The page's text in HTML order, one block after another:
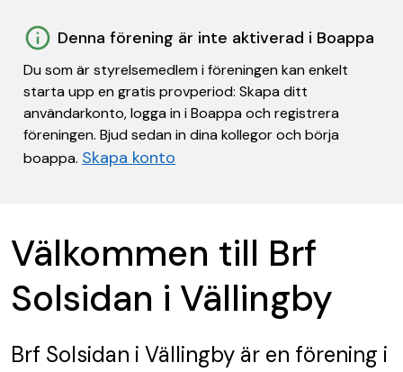
Denna förening är inte aktiverad i Boappa
Du som är styrelsemedlem i föreningen kan enkelt
starta upp en gratis provperiod: Skapa ditt
användarkonto, logga in i Boappa och registrera
föreningen. Bjud sedan in dina kollegor och börja
boappa. Skapa konto
Välkommen till Brf
Solsidan i Vällingby
Brf Solsidan i Vällingby är en förening i